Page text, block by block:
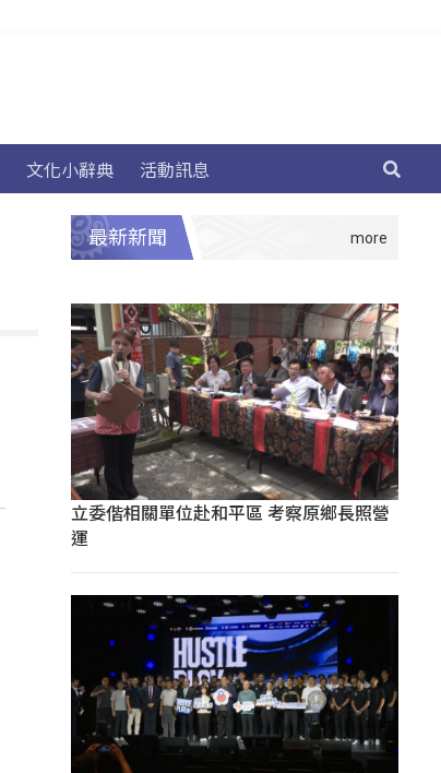
文化小辭典 活動訊息
最新新聞
立委偕相關單位赴和平區 考察原鄉長照營
運